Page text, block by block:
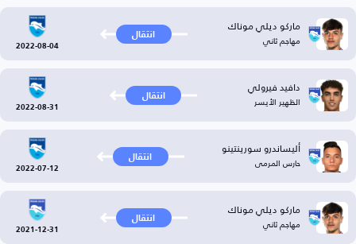
ماركو ديلي موناك
مهاجم ثاني انتقال
2022-08-04
دافيد فيرولي
الظهير الأيسر انتقال
2022-08-31
أليساندرو سورينتينو
حارس المرمى انتقال
2022-07-12
ماركو ديلي موناك
مهاجم ثاني انتقال
2021-12-31